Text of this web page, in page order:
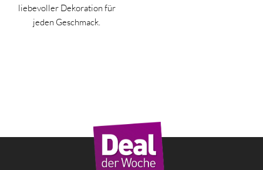
liebevoller Dekoration für
jeden Geschmack.